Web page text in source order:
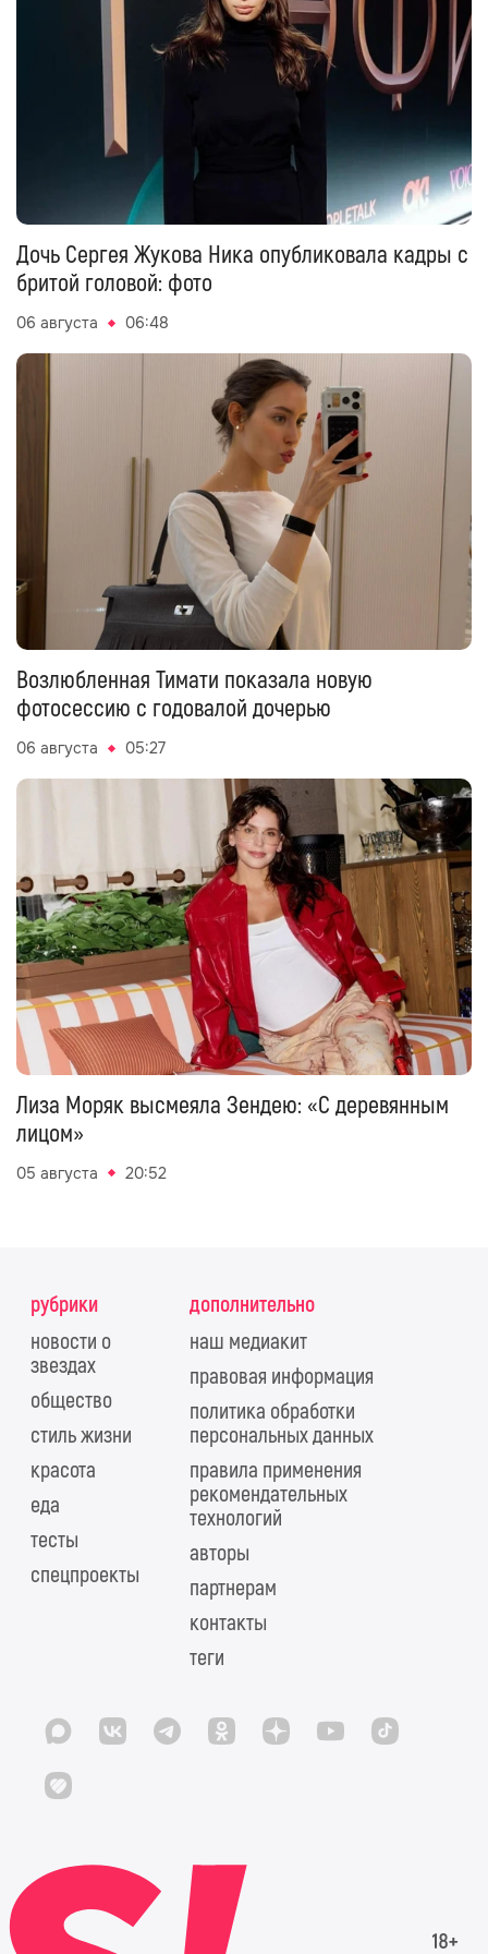
Дочь Сергея Жукова Ника опубликовала кадры с
бритой головой: фото
06 августа 06:48
Возлюбленная Тимати показала новую
фотосессию с годовалой дочерью
06 августа 05:27
Лиза Моряк высмеяла Зендею: «С деревянным
лицом»
05 августа 20:52
рубрики
новости о
звездах
общество
стиль жизни
красота
еда
тесты
спецпроекты
дополнительно
наш медиакит
правовая информация
политика обработки
персональных данных
правила применения
рекомендательных
технологий
авторы
партнерам
контакты
теги